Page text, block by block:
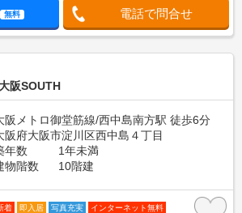
無料 電話で問合せ
阪SOUTH
阪メトロ御堂筋線/西中島南方駅 徒歩6分
阪府大阪市淀川区西中島４丁目
年数
1年未満
物階数
10階建
着 即入居 写真充実 インターネット無料